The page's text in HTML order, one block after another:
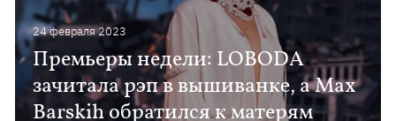
24 февраля 2023
Премьеры недели: LOBODA
зачитала рэп в вышиванке, а Max
Barskih обратился к матерям